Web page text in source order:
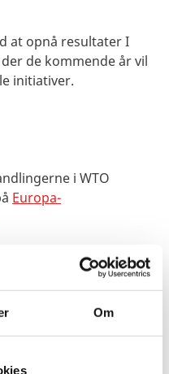
Om
at opnå resultater I
de kommende år vil
initiativer.
i WTO
Europa-
indgåede aftaler findes
hvor uenigheder